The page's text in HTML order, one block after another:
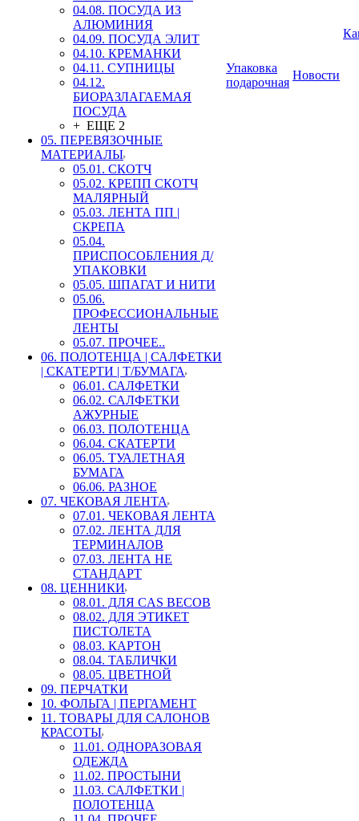
04.08. ПОСУДА ИЗ
АЛЮМИНИЯ
04.09. ПОСУДА ЭЛИТ
04.10. КРЕМАНКИ
04.11. СУПНИЦЫ
04.12.
БИОРАЗЛАГАЕМАЯ
ПОСУДА
+ ЕЩЕ 2
05. ПЕРЕВЯЗОЧНЫЕ
МАТЕРИАЛЫ
05.01. СКОТЧ
05.02. КРЕПП СКОТЧ
МАЛЯРНЫЙ
05.03. ЛЕНТА ПП |
СКРЕПА
05.04.
ПРИСПОСОБЛЕНИЯ Д/
УПАКОВКИ
05.05. ШПАГАТ И НИТИ
05.06.
ПРОФЕССИОНАЛЬНЫЕ
ЛЕНТЫ
05.07. ПРОЧЕЕ..
06. ПОЛОТЕНЦА | САЛФЕТКИ
| СКАТЕРТИ | Т/БУМАГА
06.01. САЛФЕТКИ
06.02. САЛФЕТКИ
АЖУРНЫЕ
06.03. ПОЛОТЕНЦА
06.04. СКАТЕРТИ
06.05. ТУАЛЕТНАЯ
БУМАГА
06.06. РАЗНОЕ
07. ЧЕКОВАЯ ЛЕНТА
07.01. ЧЕКОВАЯ ЛЕНТА
07.02. ЛЕНТА ДЛЯ
ТЕРМИНАЛОВ
07.03. ЛЕНТА НЕ
СТАНДАРТ
08. ЦЕННИКИ
08.01. ДЛЯ CAS ВЕСОВ
08.02. ДЛЯ ЭТИКЕТ
ПИСТОЛЕТА
08.03. КАРТОН
08.04. ТАБЛИЧКИ
08.05. ЦВЕТНОЙ
09. ПЕРЧАТКИ
10. ФОЛЬГА | ПЕРГАМЕНТ
11. ТОВАРЫ ДЛЯ САЛОНОВ
КРАСОТЫ
11.01. ОДНОРАЗОВАЯ
ОДЕЖДА
11.02. ПРОСТЫНИ
11.03. САЛФЕТКИ |
ПОЛОТЕНЦА
Упаковка
подарочная
Новости